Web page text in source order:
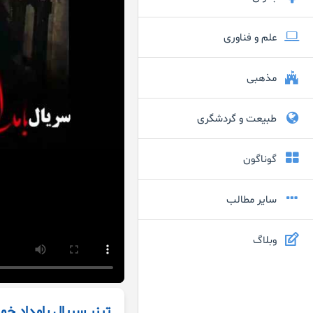
علم و فناوری
مذهبی
طبیعت و گردشگری
گوناگون
سایر مطالب
وبلاگ